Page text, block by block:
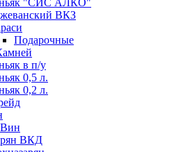
"СИС АЛКО"
ВКЗ
Подарочные
в п/у
0,5 л.
0,2 л.
ВКД